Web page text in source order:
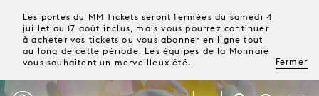
Les portes du MM Tickets seront fermées du samedi 4
juillet au 17 août inclus, mais vous pourrez continuer
à acheter vos tickets ou vous abonner en ligne tout
au long de cette période. Les équipes de la Monnaie
vous souhaitent un merveilleux été.
Fermer